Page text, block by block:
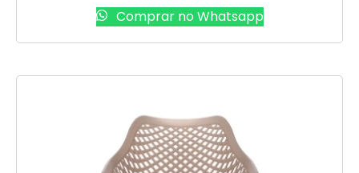
Comprar no Whatsapp